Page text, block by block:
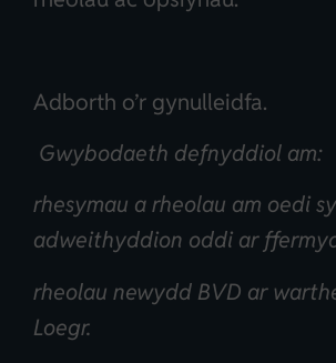
Adborth o’r gynulleidfa.
Gwybodaeth defnyddiol am:
rhesymau a rheolau am oedi
adweithyddion oddi ar
rheolau newydd BVD ar
Loegr.